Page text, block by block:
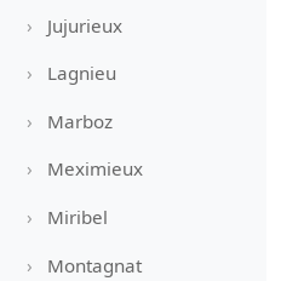
Jujurieux
Lagnieu
Marboz
Meximieux
Miribel
Montagnat